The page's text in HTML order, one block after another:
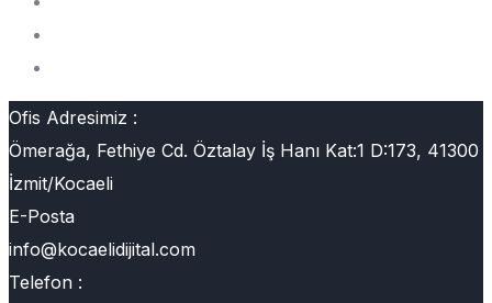
Ofis Adresimiz :
Ömerağa, Fethiye Cd. Öztalay İş Hanı Kat:1 D:173, 41300
İzmit/Kocaeli
E-Posta
info@kocaelidijital.com
Telefon :